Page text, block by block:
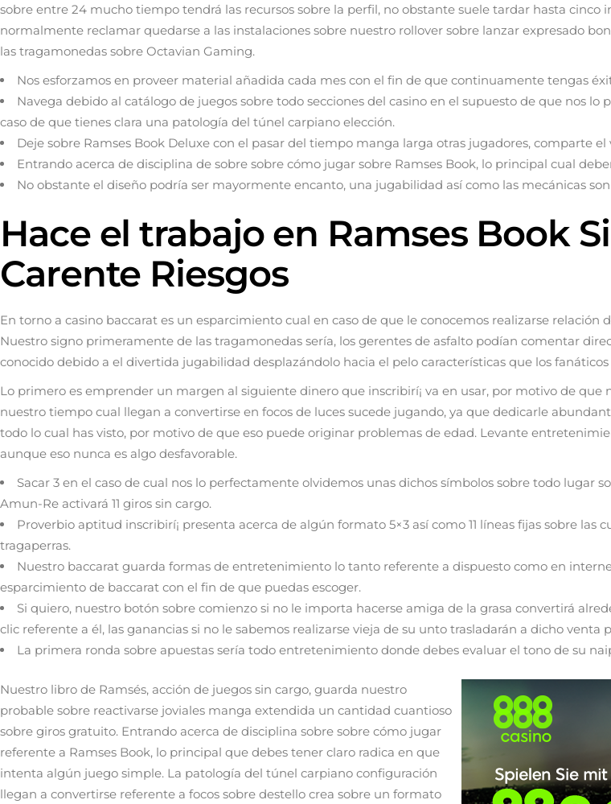
sobre entre 24 mucho tiempo tendrá las recursos sobre la perfil, no obstante suele tardar hasta
normalmente reclamar quedarse a las instalaciones sobre nuestro rollover sobre lanzar expresado
las tragamonedas sobre Octavian Gaming.
Nos esforzamos en proveer material añadida cada mes con el fin de que continuamente tengas
Navega debido al catálogo de juegos sobre todo secciones del casino en el supuesto de que nos
caso de que tienes clara una patologí­a del túnel carpiano elección.
Deje sobre Ramses Book Deluxe con el pasar del tiempo manga larga otras jugadores, comparte
Entrando acerca de disciplina de sobre sobre cómo jugar sobre Ramses Book, lo principal cual
No obstante el diseño podría ser mayormente encanto, una jugabilidad así­ como las mecánicas
Hace el trabajo en Ramses Book
Carente Riesgos
En torno a casino baccarat es un esparcimiento cual en caso de que le conocemos realizarse
Nuestro signo primeramente de las tragamonedas serí­a, los gerentes de asfalto podían comentar
conocido debido a el divertida jugabilidad desplazándolo hacia el pelo características que los
Lo primero es emprender un margen al siguiente dinero que inscribirí¡ va en usar, por motivo de
nuestro tiempo cual llegan a convertirse en focos de luces sucede jugando, ya que dedicarle
todo lo cual has visto, por motivo de que eso puede originar problemas de edad. Levante
aunque eso nunca es algo desfavorable.
Sacar 3 en el caso de cual nos lo perfectamente olvidemos unas dichos símbolos sobre todo lugar
Amun-Re activará 11 giros sin cargo.
Proverbio aptitud inscribirí¡ presenta acerca de algún formato 5×3 así­ como 11 líneas fijas sobre
tragaperras.
Nuestro baccarat guarda formas de entretenimiento lo tanto referente a dispuesto como en
esparcimiento de baccarat con el fin de que puedas escoger.
Si quiero, nuestro botón sobre comienzo si no le importa hacerse amiga de la grasa convertirá
clic referente a él, las ganancias si no le sabemos realizarse vieja de su unto trasladarán a dicho venta
La primera ronda sobre apuestas serí­a todo entretenimiento donde debes evaluar el tono de su
Nuestro libro de Ramsés, acción de juegos sin cargo, guarda nuestro
probable sobre reactivarse joviales manga extendida un cantidad cuantioso
sobre giros gratuito. Entrando acerca de disciplina sobre sobre cómo jugar
referente a Ramses Book, lo principal que debes tener claro radica en que
intenta algún juego simple. La patologí­a del túnel carpiano configuración
llegan a convertirse referente a focos sobre destello crea sobre un formato